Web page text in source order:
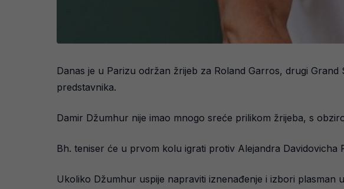
Danas je u Parizu održan žrijeb za Roland Garros, drugi
predstavnika.
Damir Džumhur nije imao mnogo sreće prilikom žrijeba, s
Bh. teniser će u prvom kolu igrati protiv Alejandra Davidovicha
Ukoliko Džumhur uspije napraviti iznenađenje i izbori plasman